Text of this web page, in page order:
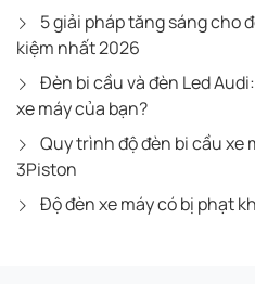
5 giải pháp tăng sáng cho
kiệm nhất 2026
Đèn bi cầu và đèn Led
xe máy của bạn?
Quy trình độ đèn bi cầu xe
3Piston
Độ đèn xe máy có bị phạt